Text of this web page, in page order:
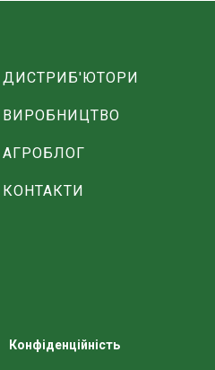
ДИСТРИБ'ЮТОРИ
ВИРОБНИЦТВО
АГРОБЛОГ
КОНТАКТИ
Конфіденційність